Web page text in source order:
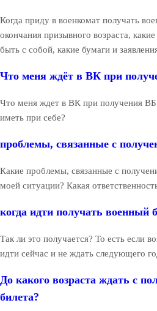
Когда приду в военкомат получать
окончания призывного возраста,
быть с собой, какие бумаги и
Что меня ждёт в ВК при
Что меня ждет в ВК при получения
иметь при себе?
проблемы, связанные с
Какие проблемы, связанные с
моей ситуации? Какая
когда идти получать военный
Так ли это получается? То есть если
идти сейчас и не ждать следующего
До какого возраста ждать с
билета?